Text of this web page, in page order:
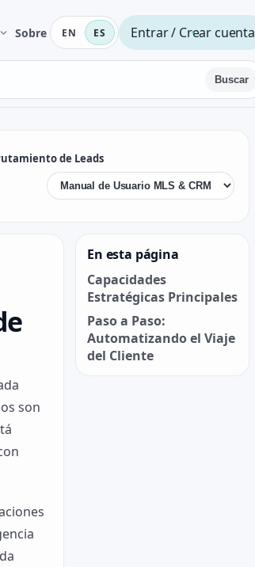
Sobre EN ES Entrar / Crear cuenta
Buscar
de Leads
son
En esta página
Capacidades
Estratégicas Principales
Paso a Paso:
Automatizando el Viaje
del Cliente